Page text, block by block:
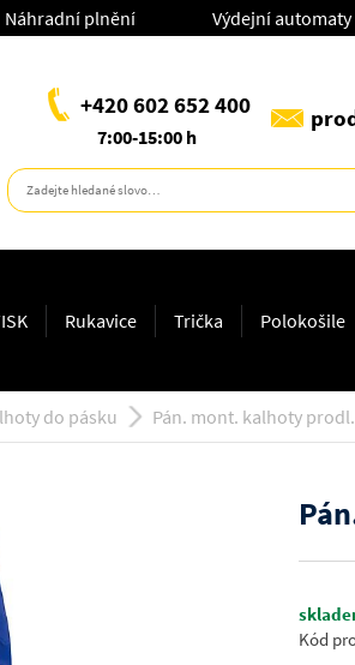
Náhradní plnění Výdejní automaty
+420 602 652 400
7:00-15:00 h
Rukavice Trička Polokošile
do pásku Pán. mont. kalhoty
Kód